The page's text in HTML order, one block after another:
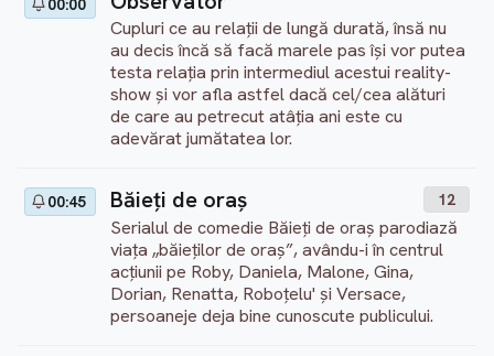
00:00
Cupluri ce au relaţii de lungă durată, însă nu
au decis încă să facă marele pas îşi vor putea
testa relaţia prin intermediul acestui reality-
show şi vor afla astfel dacă cel/cea alături
de care au petrecut atâţia ani este cu
adevărat jumătatea lor.
00:45 Băieţi de oraş 12
Serialul de comedie Băieți de oraș parodiază
viața „băieților de oraș”, avându-i în centrul
acțiunii pe Roby, Daniela, Malone, Gina,
Dorian, Renatta, Roboțelu' și Versace,
persoaneje deja bine cunoscute publicului.